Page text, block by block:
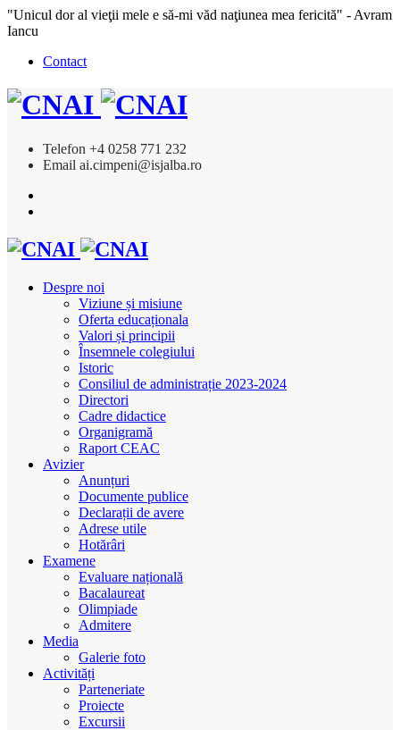
"Unicul dor al vieţii mele e să-mi văd naţiunea mea fericită" - Avram
Iancu
Contact
Telefon +4 0258 771 232
Email ai.cimpeni@isjalba.ro
Despre noi
Viziune și misiune
Oferta educaționala
Valori și principii
Însemnele colegiului
Istoric
Consiliul de administrație 2023-2024
Directori
Cadre didactice
Organigramă
Raport CEAC
Avizier
Anunțuri
Documente publice
Declarații de avere
Adrese utile
Hotărâri
Examene
Evaluare națională
Bacalaureat
Olimpiade
Admitere
Media
Galerie foto
Activități
Parteneriate
Proiecte
Excursii